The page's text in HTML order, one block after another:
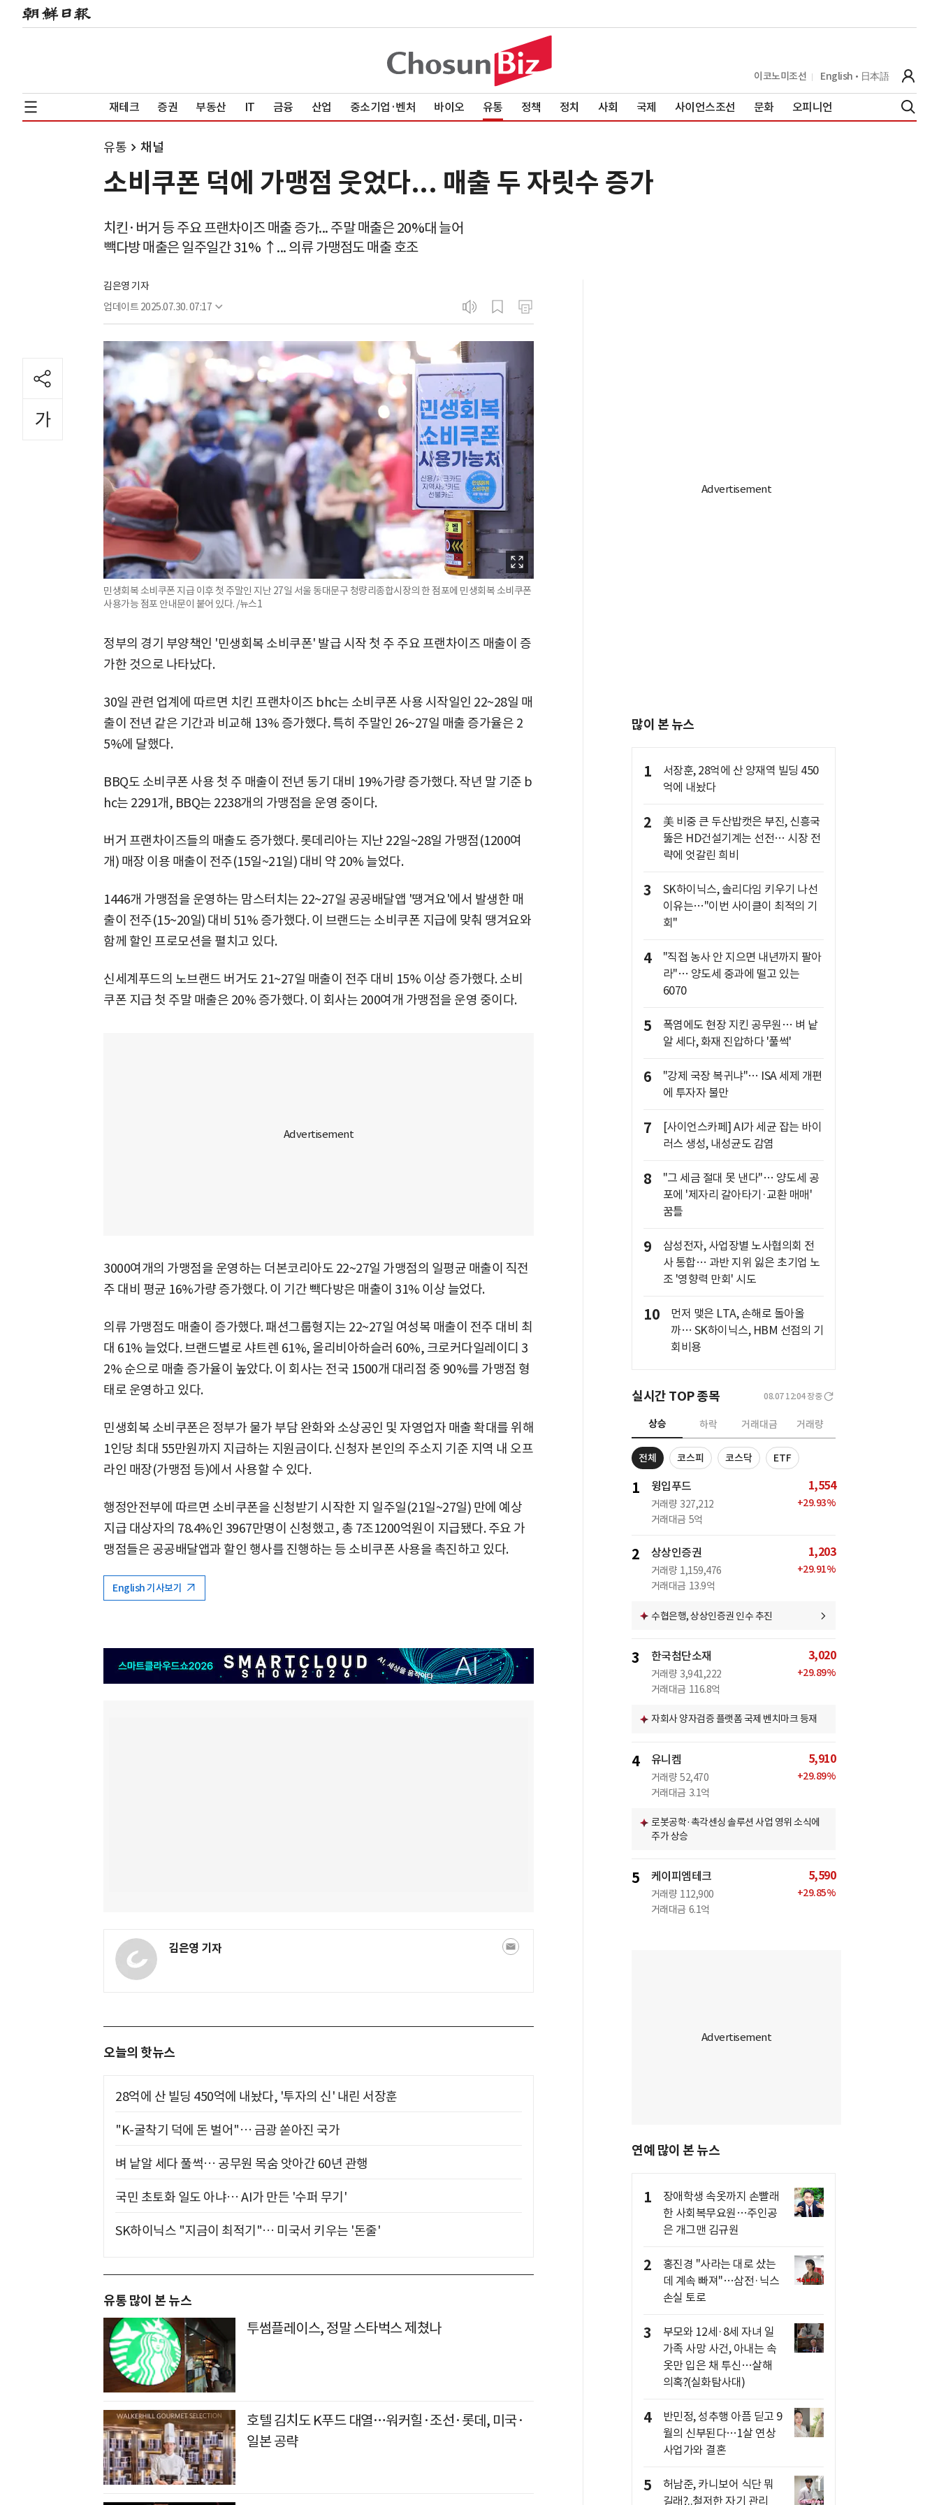
이코노미조선 English 日本語
재테크 증권 부동산 IT 금융 산업 중소기업·벤처 바이오 유통 정책 정치 사회 국제 사이언스조선 문화 오피니언
유통 채널
소비쿠폰 덕에 가맹점 웃었다... 매출 두 자릿수 증가
치킨·버거 등 주요 프랜차이즈 매출 증가... 주말 매출은 20%대 늘어
빽다방 매출은 일주일간 31% ↑... 의류 가맹점도 매출 호조
김은영 기자
업데이트 2025.07.30. 07:17
민생회복 소비쿠폰 지급 이후 첫 주말인 지난 27일 서울 동대문구 청량리종합시장의 한 점포에 민생회복 소비쿠폰
사용가능 점포 안내문이 붙어 있다. /뉴스1
정부의 경기 부양책인 '민생회복 소비쿠폰' 발급 시작 첫 주 주요 프랜차이즈 매출이 증
가한 것으로 나타났다.
30일 관련 업계에 따르면 치킨 프랜차이즈 bhc는 소비쿠폰 사용 시작일인 22~28일 매
출이 전년 같은 기간과 비교해 13% 증가했다. 특히 주말인 26~27일 매출 증가율은 2
5%에 달했다.
BBQ도 소비쿠폰 사용 첫 주 매출이 전년 동기 대비 19%가량 증가했다. 작년 말 기준 b
hc는 2291개, BBQ는 2238개의 가맹점을 운영 중이다.
버거 프랜차이즈들의 매출도 증가했다. 롯데리아는 지난 22일~28일 가맹점(1200여
개) 매장 이용 매출이 전주(15일~21일) 대비 약 20% 늘었다.
1446개 가맹점을 운영하는 맘스터치는 22~27일 공공배달앱 '땡겨요'에서 발생한 매
출이 전주(15~20일) 대비 51% 증가했다. 이 브랜드는 소비쿠폰 지급에 맞춰 땡겨요와
함께 할인 프로모션을 펼치고 있다.
신세계푸드의 노브랜드 버거도 21~27일 매출이 전주 대비 15% 이상 증가했다. 소비
쿠폰 지급 첫 주말 매출은 20% 증가했다. 이 회사는 200여개 가맹점을 운영 중이다.
3000여개의 가맹점을 운영하는 더본코리아도 22~27일 가맹점의 일평균 매출이 직전
주 대비 평균 16%가량 증가했다. 이 기간 빽다방은 매출이 31% 이상 늘었다.
의류 가맹점도 매출이 증가했다. 패션그룹형지는 22~27일 여성복 매출이 전주 대비 최
대 61% 늘었다. 브랜드별로 샤트렌 61%, 올리비아하슬러 60%, 크로커다일레이디 3
2% 순으로 매출 증가율이 높았다. 이 회사는 전국 1500개 대리점 중 90%를 가맹점 형
태로 운영하고 있다.
민생회복 소비쿠폰은 정부가 물가 부담 완화와 소상공인 및 자영업자 매출 확대를 위해
1인당 최대 55만원까지 지급하는 지원금이다. 신청자 본인의 주소지 기준 지역 내 오프
라인 매장(가맹점 등)에서 사용할 수 있다.
행정안전부에 따르면 소비쿠폰을 신청받기 시작한 지 일주일(21일~27일) 만에 예상
지급 대상자의 78.4%인 3967만명이 신청했고, 총 7조1200억원이 지급됐다. 주요 가
맹점들은 공공배달앱과 할인 행사를 진행하는 등 소비쿠폰 사용을 촉진하고 있다.
English 기사보기
김은영 기자
오늘의 핫뉴스
28억에 산 빌딩 450억에 내놨다, '투자의 신' 내린 서장훈
"K-굴착기 덕에 돈 벌어"… 금광 쏟아진 국가
벼 낱알 세다 풀썩… 공무원 목숨 앗아간 60년 관행
국민 초토화 일도 아냐… AI가 만든 '수퍼 무기'
SK하이닉스 "지금이 최적기"… 미국서 키우는 '돈줄'
유통 많이 본 뉴스
투썸플레이스, 정말 스타벅스 제쳤나
호텔 김치도 K푸드 대열…워커힐·조선·롯데, 미국·
일본 공략
많이 본 뉴스
1
서장훈, 28억에 산 양재역 빌딩 450
억에 내놨다
2
美 비중 큰 두산밥캣은 부진, 신흥국
뚫은 HD건설기계는 선전… 시장 전
략에 엇갈린 희비
3
SK하이닉스, 솔리다임 키우기 나선
이유는…"이번 사이클이 최적의 기
회"
4
"직접 농사 안 지으면 내년까지 팔아
라"… 양도세 중과에 떨고 있는
6070
5
폭염에도 현장 지킨 공무원… 벼 낱
알 세다, 화재 진압하다 '풀썩'
6
"강제 국장 복귀냐"… ISA 세제 개편
에 투자자 불만
7
[사이언스카페] AI가 세균 잡는 바이
러스 생성, 내성균도 감염
8
"그 세금 절대 못 낸다"… 양도세 공
포에 '제자리 갈아타기·교환 매매'
꿈틀
9
삼성전자, 사업장별 노사협의회 전
사 통합… 과반 지위 잃은 초기업 노
조 '영향력 만회' 시도
10
먼저 맺은 LTA, 손해로 돌아올
까… SK하이닉스, HBM 선점의 기
회비용
실시간 TOP 종목 08.07 12:04 장중
상승 하락 거래대금 거래량
전체 코스피 코스닥 ETF
1 윙입푸드
거래량 327,212
거래대금 5억
1,554
+29.93%
2 상상인증권
거래량 1,159,476
거래대금 13.9억
1,203
+29.91%
수협은행, 상상인증권 인수 추진
3 한국첨단소재
거래량 3,941,222
거래대금 116.8억
3,020
+29.89%
자회사 양자검증 플랫폼 국제 벤치마크 등재
4 유니켐
거래량 52,470
거래대금 3.1억
5,910
+29.89%
로봇공학·촉각센싱 솔루션 사업 영위 소식에
주가 상승
5 케이피엠테크
거래량 112,900
거래대금 6.1억
5,590
+29.85%
연예 많이 본 뉴스
1
장애학생 속옷까지 손빨래
한 사회복무요원…주인공
은 개그맨 김규원
2
홍진경 "사라는 대로 샀는
데 계속 빠져"…삼전·닉스
손실 토로
3
부모와 12세·8세 자녀 일
가족 사망 사건, 아내는 속
옷만 입은 채 투신…살해
의혹?(실화탐사대)
4
반민정, 성추행 아픔 딛고 9
월의 신부된다…1살 연상
사업가와 결혼
5
허남준, 카니보어 식단 뭐
길래?..철저한 자기 관리